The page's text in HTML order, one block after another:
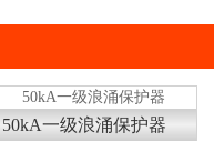
50kA一级浪涌保护器